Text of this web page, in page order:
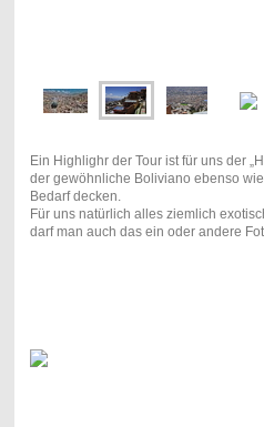
Ein Highlighr der Tour ist für uns der
der gewöhnliche Boliviano ebenso
Bedarf decken.
Für uns natürlich alles ziemlich
darf man auch das ein oder andere